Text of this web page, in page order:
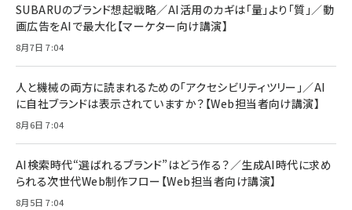
SUBARUのブランド想起戦略／AI活用のカギは「量」より「質」／動
画広告をAIで最大化【マーケター向け講演】
8月7日 7:04
人と機械の両方に読まれるための「アクセシビリティツリー」／AI
に自社ブランドは表示されていますか？【Web担当者向け講演】
8月6日 7:04
AI検索時代“選ばれるブランド”はどう作る？／生成AI時代に求め
られる次世代Web制作フロー【Web担当者向け講演】
8月5日 7:04